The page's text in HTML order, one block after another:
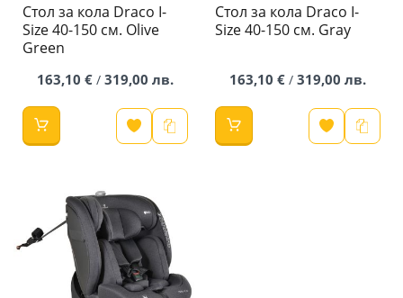
Стол за кола Draco I-
Size 40-150 см. Olive
Green
163,10 € / 319,00 лв.
Стол за кола Draco I-
Size 40-150 см. Gray
163,10 € / 319,00 лв.